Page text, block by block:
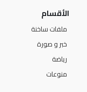
الأقسام
ملفات ساخنة
خبر و صورة
رياضة
منوعات